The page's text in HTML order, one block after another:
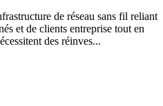
de réseau sans fil reliant
et de clients entreprise tout en
des réinves...